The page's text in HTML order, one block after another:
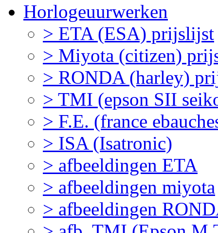
Horlogeuurwerken
> ETA (ESA) prijslijst
> Miyota (citizen)
> RONDA (harley)
> TMI (epson SII
> F.E. (france
> ISA (Isatronic)
> afbeeldingen ETA
> afbeeldingen miyota
> afbeeldingen